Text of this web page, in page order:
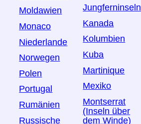
Moldawien
Monaco
Niederlande
Norwegen
Polen
Portugal
Rumänien
Russische
Jungferninseln
Kanada
Kolumbien
Kuba
Martinique
Mexiko
Montserrat
(Inseln über
dem Winde)